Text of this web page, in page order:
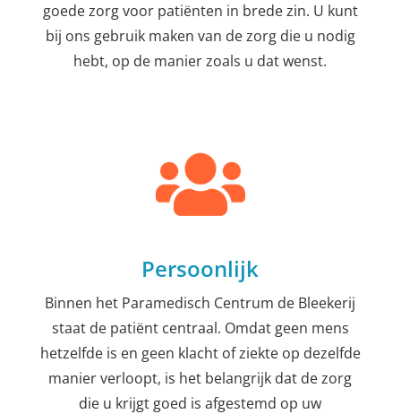
goede zorg voor patiënten in brede zin. U kunt
bij ons gebruik maken van de zorg die u nodig
hebt, op de manier zoals u dat wenst.
Persoonlijk
Binnen het Paramedisch Centrum de Bleekerij
staat de patiënt centraal. Omdat geen mens
hetzelfde is en geen klacht of ziekte op dezelfde
manier verloopt, is het belangrijk dat de zorg
die u krijgt goed is afgestemd op uw